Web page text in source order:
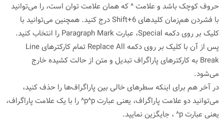
حروف کوچک باشد و علامت ^ که همان علامت توان است، را می‌توانید
با فشردن هم‌زمان کلیدهای Shift+6 درج کنید. همچنین می‌توانید با
کلیک بر روی دکمه Special، عبارت Paragraph Mark را انتخاب کنید.
پس از آن با کلیک بر روی دکمه Replace All تمام کارکترهای Line
Break به کارکترهای پاراگراف تبدیل و متن از حالت کشیده خارج
می‌شود.
در آخر هم برای اینکه سطرهای خالی بین پاراگراف‌ها را حذف کنید،
می‌توانید دو علامت پاراگراف، یعنی عبارت p^p^ را با یک علامت پاراگراف،
یعنی عبارت p^ ، جایگزین نمایید.